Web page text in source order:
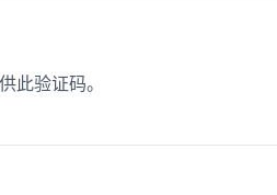
此验证码。